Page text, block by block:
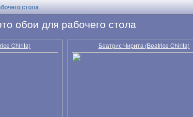
стола
обои для рабочего стола
Chirita) Беатрис Чирита (Beatrice Chirita)